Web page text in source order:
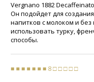
Vergnano 1882
Он подойдет для
напитков с молоком и
использовать турку,
способы.
■ ■ ■ ■ ■ ■ ■ 8 □ □ □ □ □